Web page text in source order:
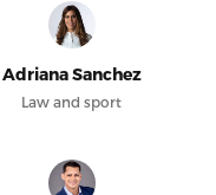
Adriana Sanchez
Law and sport